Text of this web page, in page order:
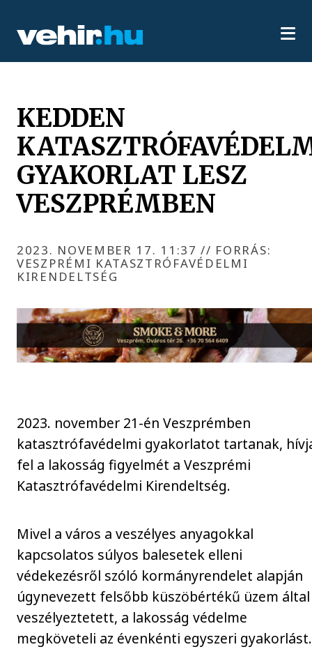
KEDDEN
GYAKORLAT LESZ
VESZPRÉMBEN
2023. NOVEMBER 17. 11:37// FORRÁS:
VESZPRÉMI KATASZTRÓFAVÉDELMI
KIRENDELTSÉG
2023. november 21-én Veszprémben
katasztrófavédelmi gyakorlatot tartanak,
fel a lakosság figyelmét a Veszprémi
Katasztrófavédelmi Kirendeltség.
Mivel a város a veszélyes anyagokkal
kapcsolatos súlyos balesetek elleni
védekezésről szóló kormányrendelet alapján
úgynevezett felsőbb küszöbértékű üzem által
veszélyeztetett, a lakosság védelme
megköveteli az évenkénti egyszeri gyakorlást.